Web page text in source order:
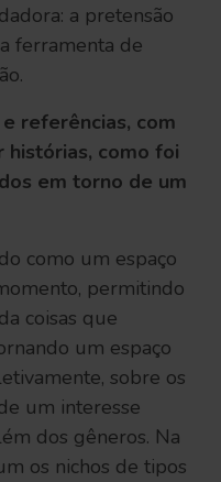
a pretensão
ferramenta de
referências, com
como foi
em torno de um
como um espaço
permitindo
coisas que
um espaço
sobre os
um interesse
dos gêneros. Na
os nichos de tipos